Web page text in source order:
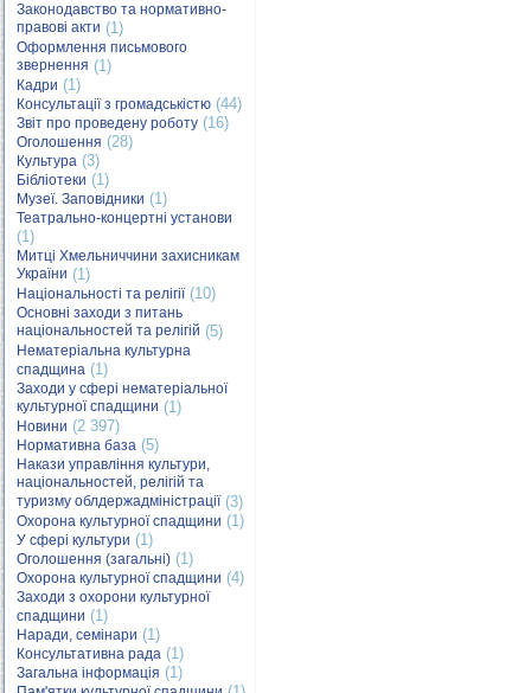
Законодавство та нормативно-
правові акти (1)
Оформлення письмового
звернення (1)
Кадри (1)
Консультації з громадськістю (44)
Звіт про проведену роботу (16)
Оголошення (28)
Культура (3)
Бібліотеки (1)
Музеї. Заповідники (1)
Театрально-концертні установи
(1)
Митці Хмельниччини захисникам
України (1)
Національності та релігії(10)
Основні заходи з питань
національностей та релігій (5)
Нематеріальна культурна
спадщина (1)
Заходи у сфері нематеріальної
культурної спадщини (1)
Новини (2 397)
Нормативна база (5)
Накази управління культури,
національностей, релігій та
туризму облдержадміністрації(3)
Охорона культурної спадщини (1)
У сфері культури (1)
Оголошення (загальні) (1)
Охорона культурної спадщини (4)
Заходи з охорони культурної
спадщини (1)
Наради, семінари (1)
Консультативна рада (1)
Загальна інформація (1)